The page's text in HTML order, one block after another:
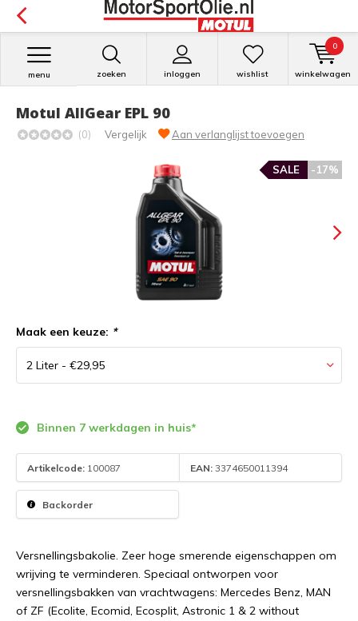
zoeken inloggen
menu wishlist winkelwagen
0
Motul AllGear EPL 90
(0) Vergelijk Aan verlanglijst toevoegen
-17%
SALE
Maak een keuze: *
Binnen 7 werkdagen in huis*
Artikelcode: 100087 EAN: 3374650011394
Backorder
Versnellingsbakolie. Zeer hoge smerende eigenschappen om
wrijving te verminderen. Speciaal ontworpen voor
versnellingsbakken van vrachtwagens: Mercedes Benz, MAN
of ZF (Ecolite, Ecomid, Ecosplit, Astronic 1 & 2 without